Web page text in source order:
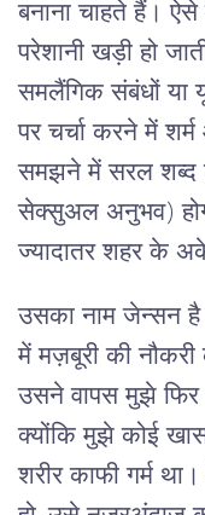
बनाना चाहते हैं।
परेशानी खड़ी हो
समलैंगिक संबंधों या
पर चर्चा करने में
समझने में सरल शब्द
सेक्सुअल अनुभव)
ज्यादातर शहर के
उसका नाम जेन्सन
में मज़बूरी की
उसने वापस मुझे फिर
क्योंकि मुझे कोई
शरीर काफी गर्म था।